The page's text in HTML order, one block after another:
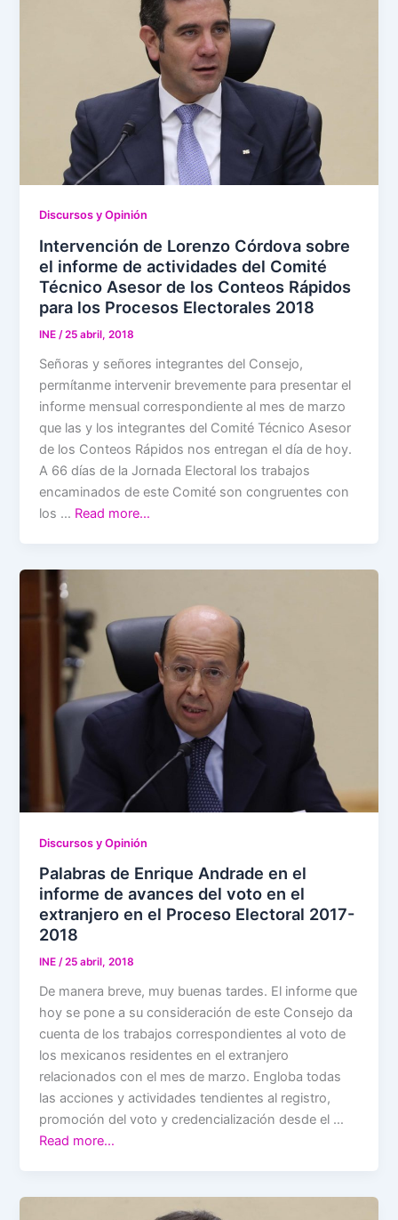
Discursos y Opinión
Intervención de Lorenzo Córdova sobre
el informe de actividades del Comité
Técnico Asesor de los Conteos Rápidos
para los Procesos Electorales 2018
INE/25 abril, 2018
Señoras y señores integrantes del Consejo,
permítanme intervenir brevemente para presentar el
informe mensual correspondiente al mes de marzo
que las y los integrantes del Comité Técnico Asesor
de los Conteos Rápidos nos entregan el día de hoy.
A 66 días de la Jornada Electoral los trabajos
encaminados de este Comité son congruentes con
los … Read more…
Discursos y Opinión
Palabras de Enrique Andrade en el
informe de avances del voto en el
extranjero en el Proceso Electoral 2017-
2018
INE/25 abril, 2018
De manera breve, muy buenas tardes. El informe que
hoy se pone a su consideración de este Consejo da
cuenta de los trabajos correspondientes al voto de
los mexicanos residentes en el extranjero
relacionados con el mes de marzo. Engloba todas
las acciones y actividades tendientes al registro,
promoción del voto y credencialización desde el …
Read more…